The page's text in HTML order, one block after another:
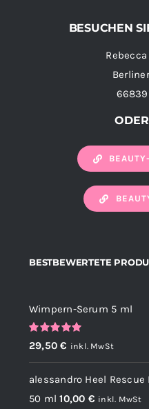
BESUCHEN
BESTBEWERTETE
Wimpern-Serum 5 ml
Bewertet
mit5.00von
5
29,50€ inkl. MwSt
alessandro Heel
50 ml 10,00 € inkl. MwSt